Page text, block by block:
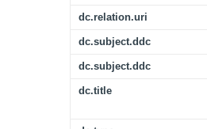
dc.relation.uri
dc.subject.ddc
dc.subject.ddc
dc.title